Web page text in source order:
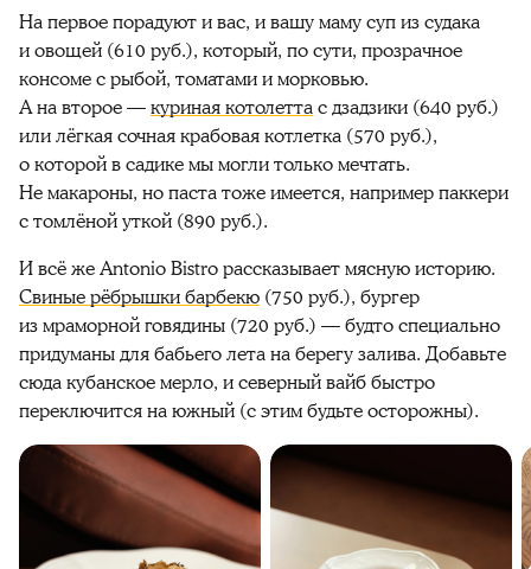
На первое порадуют и вас, и вашу маму суп из судака
и овощей (610 руб.), который, по сути, прозрачное
консоме с рыбой, томатами и морковью.
А на второе—куриная котолеттас дзадзики (640 руб.)
или лёгкая сочная крабовая котлетка (570 руб.),
о которойв садикемы могли только мечтать.
Не макароны, но паста тоже имеется, например паккери
с томлёной уткой (890 руб.).
И всё жеAntonio Bistro рассказывает мясную историю.
Свиные рёбрышки барбекю (750 руб.), бургер
из мраморной говядины (720 руб.) — будто специально
придуманы для бабьего лета на берегу залива. Добавьте
сюда кубанское мерло, и северный вайб быстро
переключится на южный (с этим будьте осторожны).